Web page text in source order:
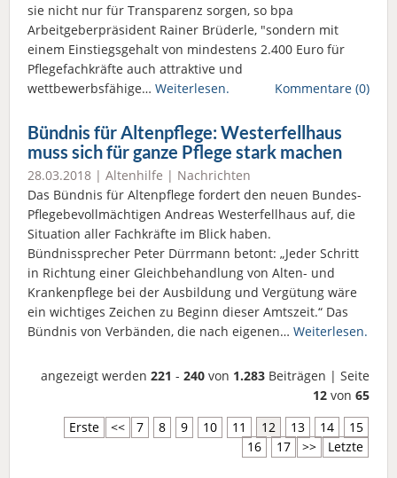
sie nicht nur für Transparenz sorgen, so bpa
Arbeitgeberpräsident Rainer Brüderle, "sondern mit
einem Einstiegsgehalt von mindestens 2.400 Euro für
Pflegefachkräfte auch attraktive und
wettbewerbsfähige… Weiterlesen. Kommentare (0)
Bündnis für Altenpflege: Westerfellhaus
muss sich für ganze Pflege stark machen
28.03.2018 | Altenhilfe | Nachrichten
Das Bündnis für Altenpflege fordert den neuen Bundes-
Pflegebevollmächtigen Andreas Westerfellhaus auf, die
Situation aller Fachkräfte im Blick haben.
Bündnissprecher Peter Dürrmann betont: „Jeder Schritt
in Richtung einer Gleichbehandlung von Alten- und
Krankenpflege bei der Ausbildung und Vergütung wäre
ein wichtiges Zeichen zu Beginn dieser Amtszeit.“ Das
Bündnis von Verbänden, die nach eigenen… Weiterlesen.
angezeigt werden 221 - 240 von 1.283 Beiträgen | Seite
12 von 65
Erste
<< 7 8 9 10 11 12 13 14
15
16
17 >> Letzte